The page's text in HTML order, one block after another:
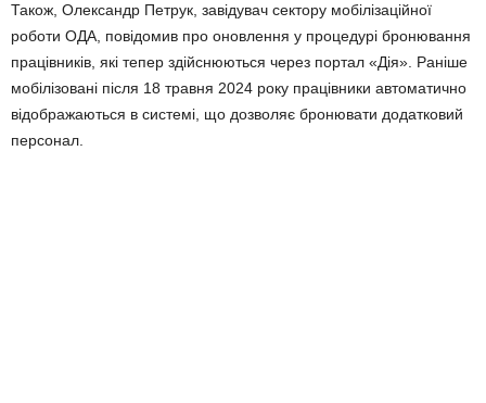
Також, Олександр Петрук, завідувач сектору мобілізаційної
роботи ОДА, повідомив про оновлення у процедурі бронювання
працівників, які тепер здійснюються через портал «Дія». Раніше
мобілізовані після 18 травня 2024 року працівники автоматично
відображаються в системі, що дозволяє бронювати додатковий
персонал.